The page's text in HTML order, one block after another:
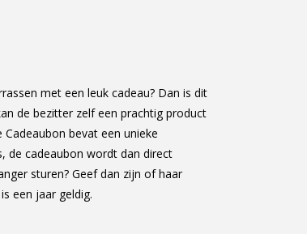
met een leuk cadeau? Dan is dit
de bezitter zelf een prachtig product
bevat een unieke
de cadeaubon wordt dan direct
sturen? Geef dan zijn of haar
een jaar geldig.